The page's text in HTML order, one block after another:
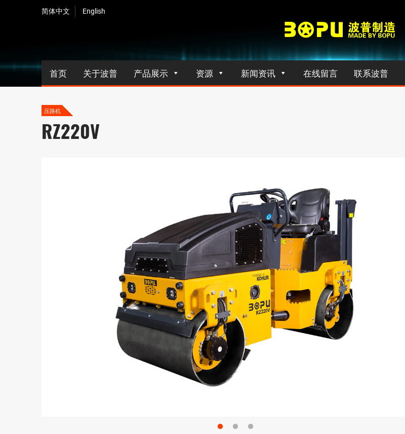
简体中文 English
首页 关于波普 产品展示 资源 新闻资讯 在线留言 联系波普
压路机
RZ220V